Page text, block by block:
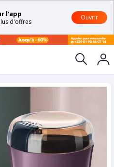
l'app
d'offres
Ouvrir